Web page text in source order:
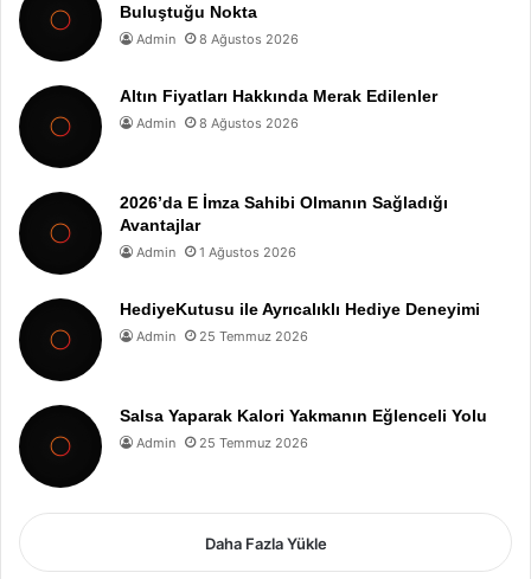
Buluştuğu Nokta
Admin 8 Ağustos 2026
Altın Fiyatları Hakkında Merak Edilenler
Admin 8 Ağustos 2026
2026’da E İmza Sahibi Olmanın Sağladığı
Avantajlar
Admin 1 Ağustos 2026
HediyeKutusu ile Ayrıcalıklı Hediye Deneyimi
Admin 25 Temmuz 2026
Salsa Yaparak Kalori Yakmanın Eğlenceli Yolu
Admin 25 Temmuz 2026
Daha Fazla Yükle